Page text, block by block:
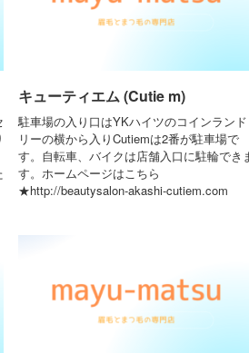
キューティエム (Cutie m)
駐車場の入り口はYKハイツのコインランド
リーの横から入りCutiemは2番が駐車場で
す。自転車、バイクは店舗入口に駐輪でき
す。ホームページはこちら
★http://beautysalon-akashi-cutiem.com